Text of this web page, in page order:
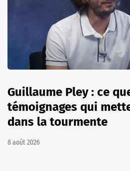
Guillaume Pley : ce
témoignages qui
dans la tourmente
8 août 2026